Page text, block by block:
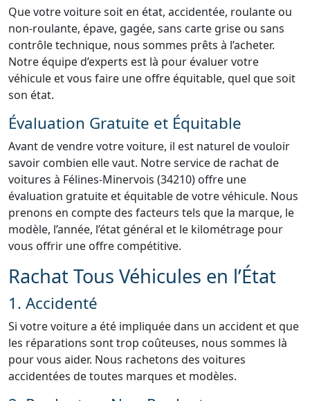
Que votre voiture soit en état, accidentée, roulante ou
non-roulante, épave, gagée, sans carte grise ou sans
contrôle technique, nous sommes prêts à l’acheter.
Notre équipe d’experts est là pour évaluer votre
véhicule et vous faire une offre équitable, quel que soit
son état.
Évaluation Gratuite et Équitable
Avant de vendre votre voiture, il est naturel de vouloir
savoir combien elle vaut. Notre service de rachat de
voitures à Félines-Minervois (34210) offre une
évaluation gratuite et équitable de votre véhicule. Nous
prenons en compte des facteurs tels que la marque, le
modèle, l’année, l’état général et le kilométrage pour
vous offrir une offre compétitive.
Rachat Tous Véhicules en l’État
1. Accidenté
Si votre voiture a été impliquée dans un accident et que
les réparations sont trop coûteuses, nous sommes là
pour vous aider. Nous rachetons des voitures
accidentées de toutes marques et modèles.